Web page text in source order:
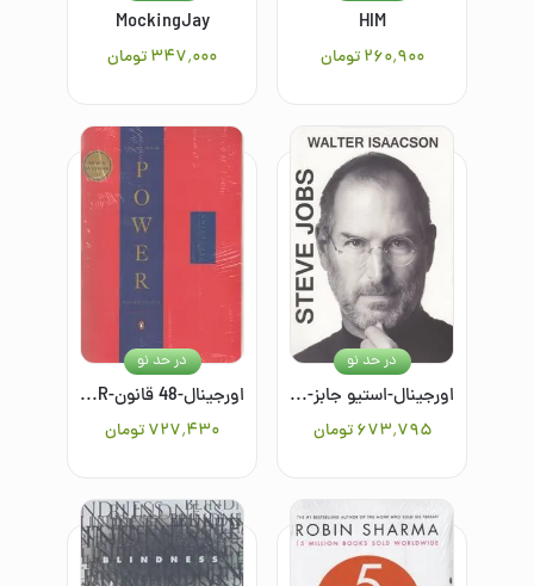
HIM
۲۶۰٬۹۰۰ تومان
MockingJay
۳۴۷٬۰۰۰تومان
اورجینال-استیو جابز-STEVE JOBS
۶۷۳٬۷۹۵ تومان
در حد نو
اورجینال-48 قانون-The48 Laws Of POWER
۷۲۷٬۴۳۰تومان
در حد نو